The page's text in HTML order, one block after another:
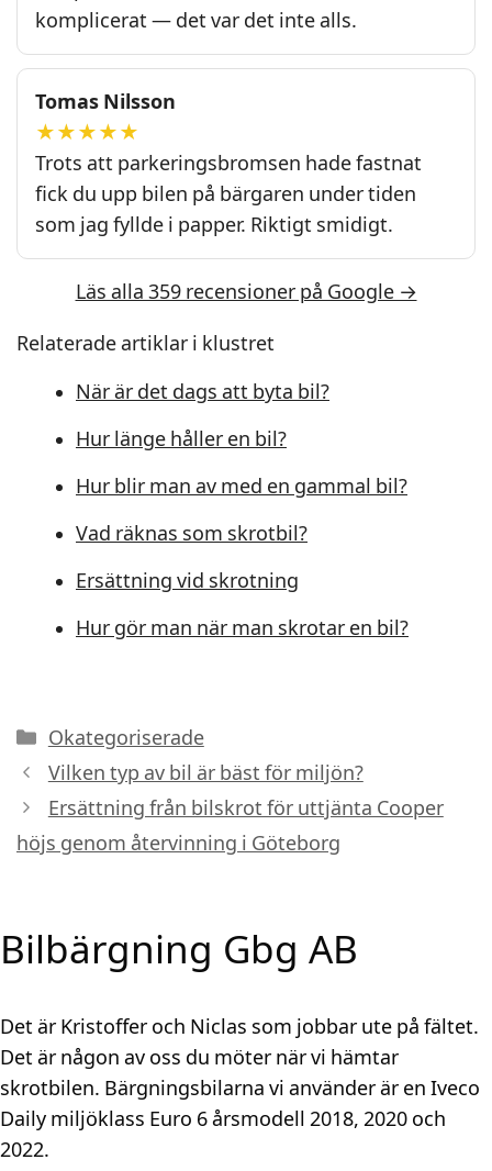
komplicerat — det var det inte alls.
Tomas Nilsson
★★★★★
Trots att parkeringsbromsen hade fastnat
fick du upp bilen på bärgaren under tiden
som jag fyllde i papper. Riktigt smidigt.
Läs alla 359 recensioner på Google →
Relaterade artiklar i klustret
När är det dags att byta bil?
Hur länge håller en bil?
Hur blir man av med en gammal bil?
Vad räknas som skrotbil?
Ersättning vid skrotning
Hur gör man när man skrotar en bil?
Kategorier
Okategoriserade
Vilken typ av bil är bäst för miljön?
Ersättning från bilskrot för uttjänta Cooper
höjs genom återvinning i Göteborg
Bilbärgning Gbg AB
Det är Kristoffer och Niclas som jobbar ute på fältet.
Det är någon av oss du möter när vi hämtar
skrotbilen. Bärgningsbilarna vi använder är en Iveco
Daily miljöklass Euro 6 årsmodell 2018, 2020 och
2022.